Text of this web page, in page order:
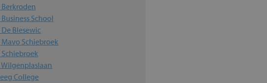
School
Blesewic
Schiebroek
College